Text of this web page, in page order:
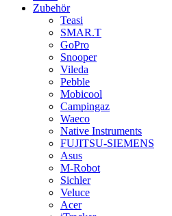
Zubehör
Teasi
SMAR.T
GoPro
Snooper
Vileda
Pebble
Mobicool
Campingaz
Waeco
Native Instruments
FUJITSU-SIEMENS
Asus
M-Robot
Sichler
Veluce
Acer